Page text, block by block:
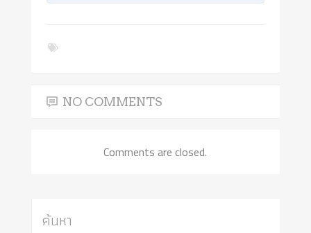
NO COMMENTS
Comments are closed.
ค้นหา